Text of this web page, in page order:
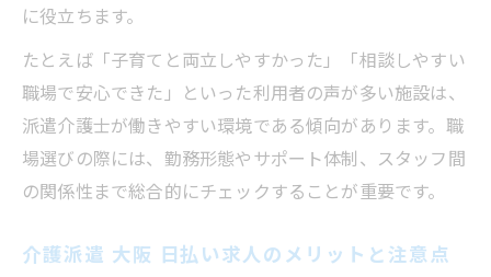
に役立ちます。
たとえば「子育てと両立しやすかった」「相談しやすい
職場で安心できた」といった利用者の声が多い施設は、
派遣介護士が働きやすい環境である傾向があります。職
場選びの際には、勤務形態やサポート体制、スタッフ間
の関係性まで総合的にチェックすることが重要です。
介護派遣 大阪 日払い求人のメリットと注意点